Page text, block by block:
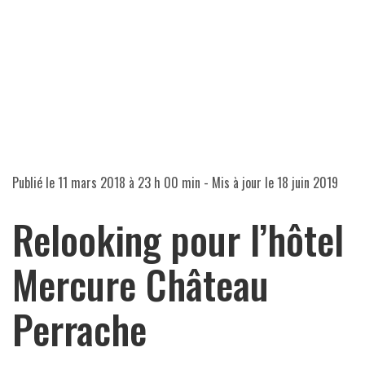
Publié le11 mars 2018 à 23 h 00 min - Mis à jour le18 juin 2019
Relooking pour l’hôtel
Mercure Château
Perrache